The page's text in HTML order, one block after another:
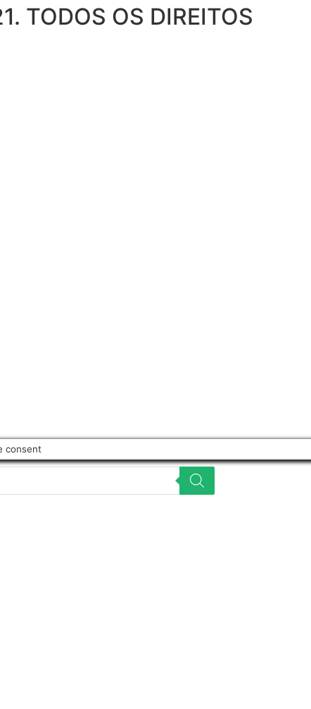
TODOS OS DIREITOS
consent